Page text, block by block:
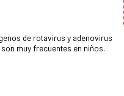
de rotavirus y adenovirus
muy frecuentes en niños.